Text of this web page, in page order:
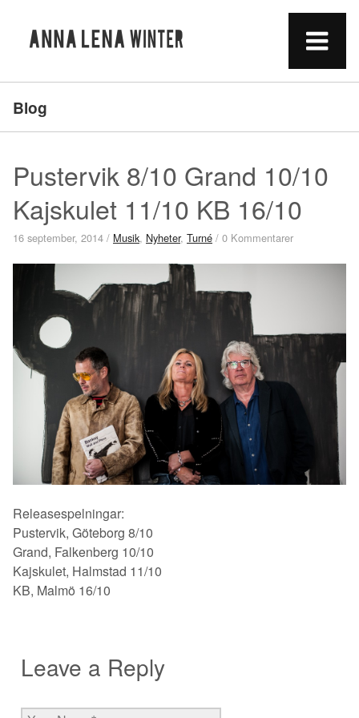
Blog
Pustervik 8/10 Grand 10/10
Kajskulet 11/10 KB 16/10
16 september, 2014 / Musik, Nyheter, Turné / 0 Kommentarer
Releasespelningar:
Pustervik, Göteborg 8/10
Grand, Falkenberg 10/10
Kajskulet, Halmstad 11/10
KB, Malmö 16/10
Leave a Reply